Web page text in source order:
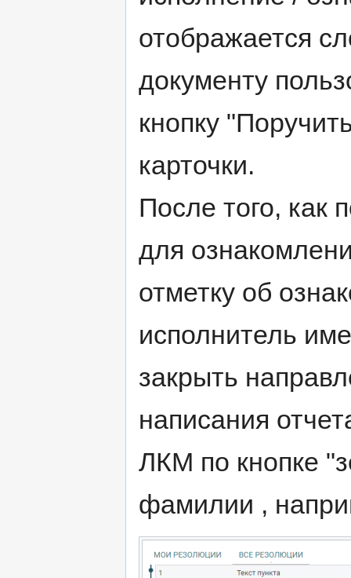
отображается
документу
кнопку
карточки.
После того, как
для
отметку об
исполнитель
закрыть
написания
ЛКМ по кнопке
фамилии ,